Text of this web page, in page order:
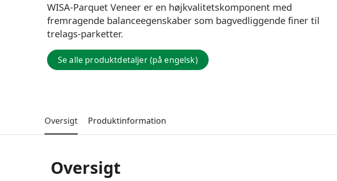
WISA-Parquet Veneer er en højkvalitetskomponent med
fremragende balanceegenskaber som bagvedliggende finer til
trelags-parketter.
Se alle produktdetaljer (på engelsk)
Oversigt Produktinformation
Oversigt